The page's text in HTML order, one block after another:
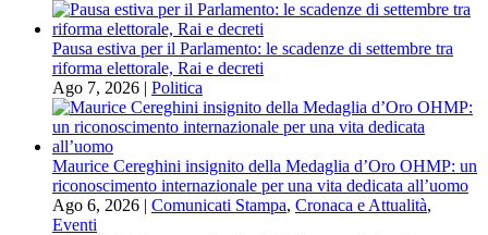
Pausa estiva per il Parlamento: le scadenze di settembre tra
riforma elettorale, Rai e decreti
Ago 7, 2026 | Politica
Maurice Cereghini insignito della Medaglia d’Oro OHMP: un
riconoscimento internazionale per una vita dedicata all’uomo
Ago 6, 2026 | Comunicati Stampa, Cronaca e Attualità,
Eventi